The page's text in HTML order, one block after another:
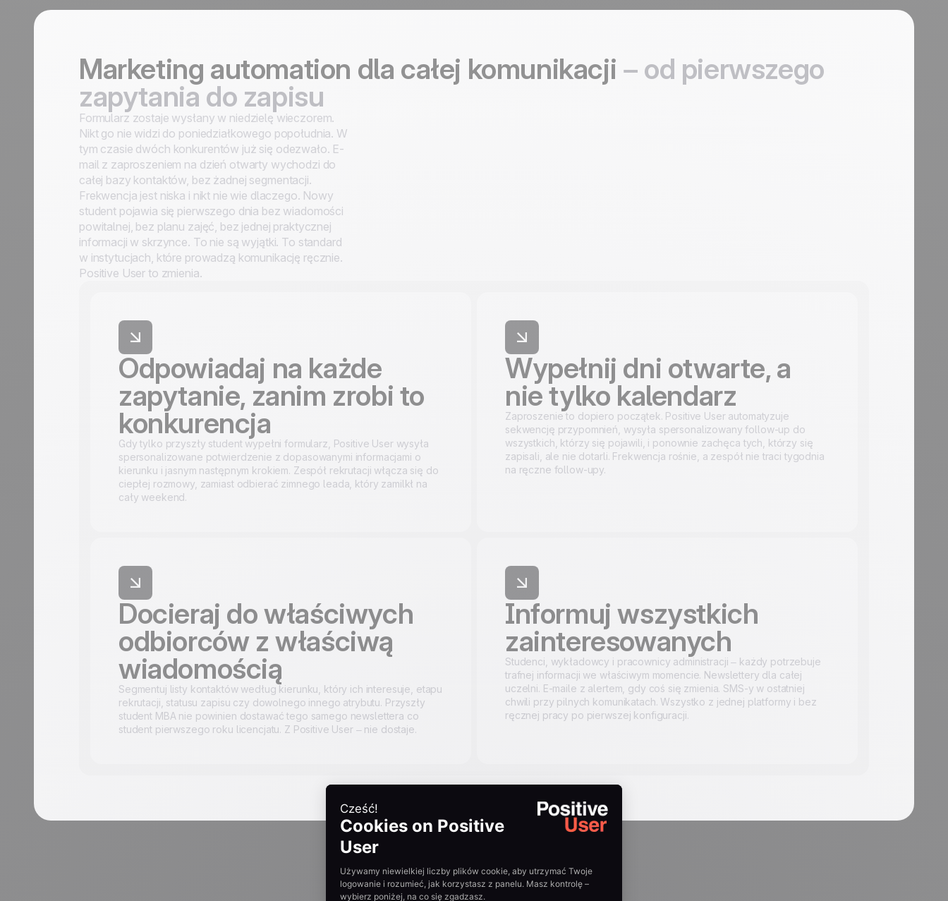
Marketing automation dla całej komunikacji – od pierwszego
zapytania do zapisu
Formularz zostaje wysłany w niedzielę wieczorem.
Nikt go nie widzi do poniedziałkowego popołudnia. W
tym czasie dwóch konkurentów już się odezwało. E-
mail z zaproszeniem na dzień otwarty wychodzi do
całej bazy kontaktów, bez żadnej segmentacji.
Frekwencja jest niska i nikt nie wie dlaczego. Nowy
student pojawia się pierwszego dnia bez wiadomości
powitalnej, bez planu zajęć, bez jednej praktycznej
informacji w skrzynce. To nie są wyjątki. To standard
w instytucjach, które prowadzą komunikację ręcznie.
Positive User to zmienia.
Odpowiadaj na każde
zapytanie, zanim zrobi to
konkurencja
Gdy tylko przyszły student wypełni formularz, Positive User wysyła
spersonalizowane potwierdzenie z dopasowanymi informacjami o
kierunku i jasnym następnym krokiem. Zespół rekrutacji włącza się do
ciepłej rozmowy, zamiast odbierać zimnego leada, który zamilkł na
cały weekend.
Wypełnij dni otwarte, a
nie tylko kalendarz
Zaproszenie to dopiero początek. Positive User automatyzuje
sekwencję przypomnień, wysyła spersonalizowany follow-up do
wszystkich, którzy się pojawili, i ponownie zachęca tych, którzy się
zapisali, ale nie dotarli. Frekwencja rośnie, a zespół nie traci tygodnia
na ręczne follow-upy.
Docieraj do właściwych
odbiorców z właściwą
wiadomością
Segmentuj listy kontaktów według kierunku, który ich interesuje, etapu
rekrutacji, statusu zapisu czy dowolnego innego atrybutu. Przyszły
student MBA nie powinien dostawać tego samego newslettera co
student pierwszego roku licencjatu. Z Positive User – nie dostaje.
Informuj wszystkich
zainteresowanych
Studenci, wykładowcy i pracownicy administracji – każdy potrzebuje
trafnej informacji we właściwym momencie. Newslettery dla całej
uczelni. E-maile z alertem, gdy coś się zmienia. SMS-y w ostatniej
chwili przy pilnych komunikatach. Wszystko z jednej platformy i bez
ręcznej pracy po pierwszej konfiguracji.